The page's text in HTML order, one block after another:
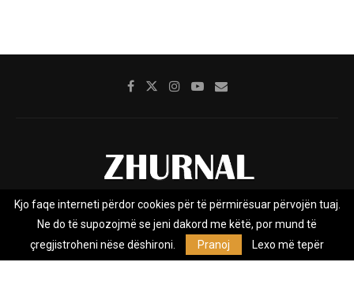
Rreth nesh Impresumi Marketing
Privacy Policy
Zhurnal.mk është Agjenci e Lajmeve e pavarur, e themeluar në vitin
Kjo faqe interneti përdor cookies për të përmirësuar përvojën tuaj.
Ne do të supozojmë se jeni dakord me këtë, por mund të
çregjistroheni nëse dëshironi.
Pranoj Lexo më tepër